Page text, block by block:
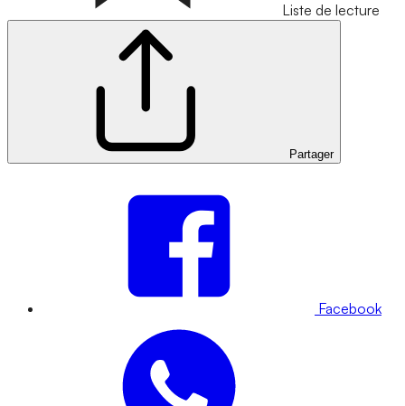
Liste de lecture
Partager
Facebook